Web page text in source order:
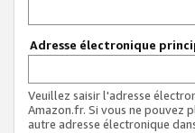
Adresse électronique
Veuillez saisir l'adresse
Amazon.fr. Si vous ne pouvez
autre adresse électronique